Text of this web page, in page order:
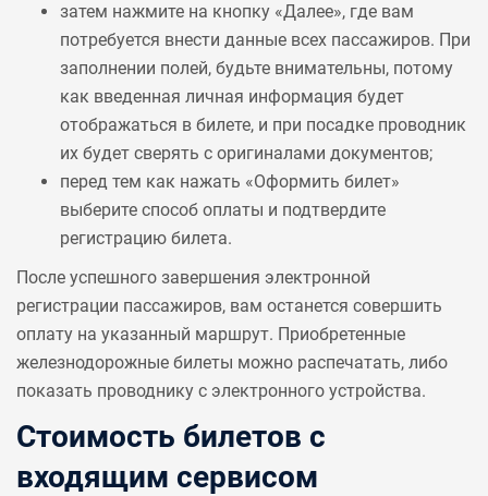
затем нажмите на кнопку «Далее», где вам
потребуется внести данные всех пассажиров. При
заполнении полей, будьте внимательны, потому
как введенная личная информация будет
отображаться в билете, и при посадке проводник
их будет сверять с оригиналами документов;
перед тем как нажать «Оформить билет»
выберите способ оплаты и подтвердите
регистрацию билета.
После успешного завершения электронной
регистрации пассажиров, вам останется совершить
оплату на указанный маршрут. Приобретенные
железнодорожные билеты можно распечатать, либо
показать проводнику с электронного устройства.
Стоимость билетов с
входящим сервисом